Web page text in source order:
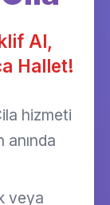
Al,
Hallet!
hizmeti
veya